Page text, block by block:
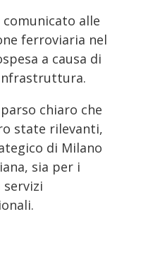
comunicato alle
ferroviaria nel
a causa di
chiaro che
state rilevanti,
di Milano
sia per i
servizi